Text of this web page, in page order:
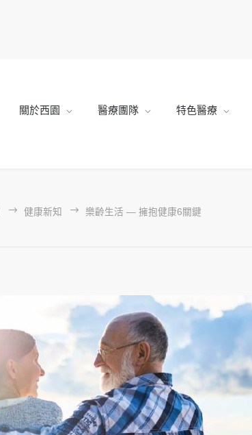
關於西園 醫療團隊 特色醫療
健康新知 樂齡生活 — 擁抱健康6關鍵